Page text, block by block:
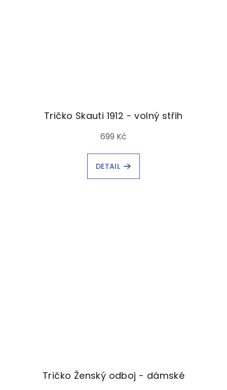
Tričko Skauti 1912 - volný střih
699 Kč
DETAIL
Tričko Ženský odboj - dámské